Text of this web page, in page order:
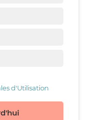
d'Utilisation